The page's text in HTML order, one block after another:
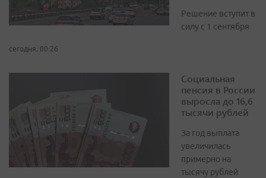
Решение вступит в
силу с 1 сентября
сегодня, 00:26
Социальная
пенсия в России
выросла до 16,6
тысячи рублей
За год выплата
увеличилась
примерно на
тысячу рублей